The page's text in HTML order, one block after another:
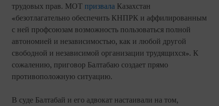
трудовых прав. МОТ призвала Казахстан
«безотлагательно обеспечить КНПРК и аффилированным
с ней профсоюзам возможность пользоваться полной
автономией и независимостью, как и любой другой
свободной и независимой организации трудящихся». К
сожалению, приговор Балтабаю создает прямо
противоположную ситуацию.
В суде Балтабай и его адвокат настаивали на том,